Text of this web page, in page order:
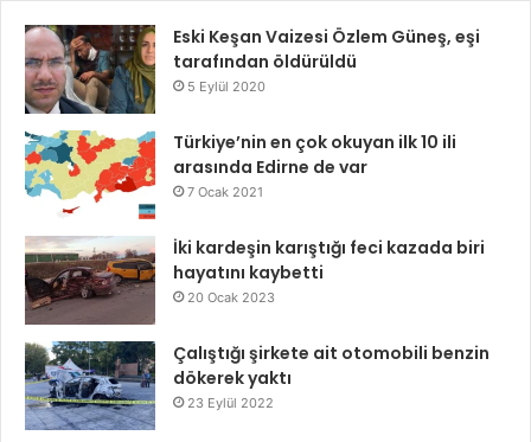
Eski Keşan Vaizesi Özlem Güneş, eşi
tarafından öldürüldü
5 Eylül 2020
Türkiye’nin en çok okuyan ilk 10 ili
arasında Edirne de var
7 Ocak 2021
İki kardeşin karıştığı feci kazada biri
hayatını kaybetti
20 Ocak 2023
Çalıştığı şirkete ait otomobili benzin
dökerek yaktı
23 Eylül 2022